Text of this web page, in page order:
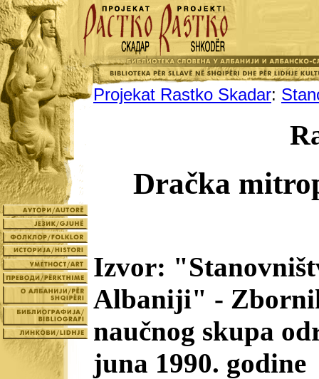
Projekat Rastko Skadar:
Dračka
Izvor:
Albaniji" -
naučnog skupa
juna 1990. godine